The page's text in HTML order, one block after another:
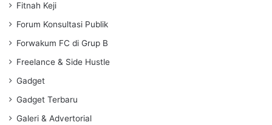
Fitnah Keji
Forum Konsultasi Publik
Forwakum FC di Grup B
Freelance & Side Hustle
Gadget
Gadget Terbaru
Galeri & Advertorial